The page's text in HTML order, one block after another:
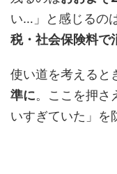
い…」と感じるの
税・社会保険料で
使い道を考えると
準に。ここを押さ
いすぎていた」を